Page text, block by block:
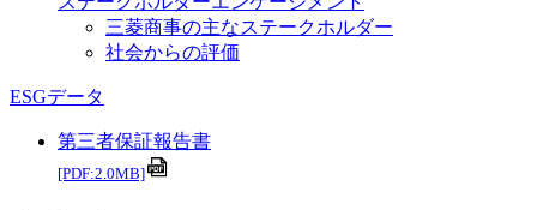
三菱商事の主なステークホルダー
社会からの評価
ESGデータ
第三者保証報告書
[PDF:2.0MB]